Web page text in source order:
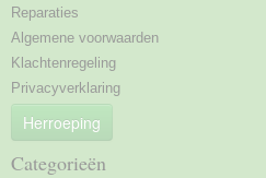
Reparaties
Algemene voorwaarden
Klachtenregeling
Privacyverklaring
Herroeping
Categorieën